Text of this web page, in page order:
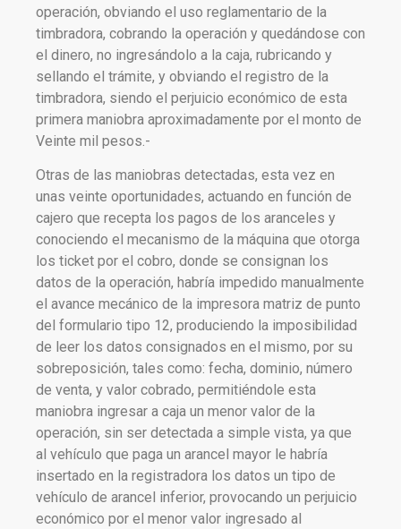
operación, obviando el uso reglamentario de la
timbradora, cobrando la operación y quedándose con
el dinero, no ingresándolo a la caja, rubricando y
sellando el trámite, y obviando el registro de la
timbradora, siendo el perjuicio económico de esta
primera maniobra aproximadamente por el monto de
Veinte mil pesos.-
Otras de las maniobras detectadas, esta vez en
unas veinte oportunidades, actuando en función de
cajero que recepta los pagos de los aranceles y
conociendo el mecanismo de la máquina que otorga
los ticket por el cobro, donde se consignan los
datos de la operación, habría impedido manualmente
el avance mecánico de la impresora matriz de punto
del formulario tipo 12, produciendo la imposibilidad
de leer los datos consignados en el mismo, por su
sobreposición, tales como: fecha, dominio, número
de venta, y valor cobrado, permitiéndole esta
maniobra ingresar a caja un menor valor de la
operación, sin ser detectada a simple vista, ya que
al vehículo que paga un arancel mayor le habría
insertado en la registradora los datos un tipo de
vehículo de arancel inferior, provocando un perjuicio
económico por el menor valor ingresado al